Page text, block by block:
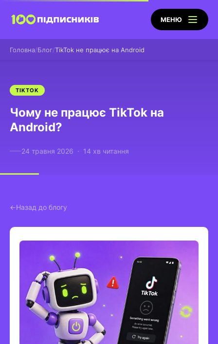
МЕНЮ
Головна Блог TikTok не працює на Android
TIKTOK
Чому не працює TikTok на
Android?
24 травня 2026 · 14 хв читання
Назад до блогу